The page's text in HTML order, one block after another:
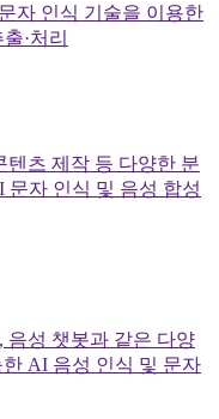
자 인식 기술을 이용한
·처리
텐츠 제작 등 다양한 분
문자 인식 및 음성 합성
음성 챗봇과 같은 다양
AI 음성 인식 및 문자